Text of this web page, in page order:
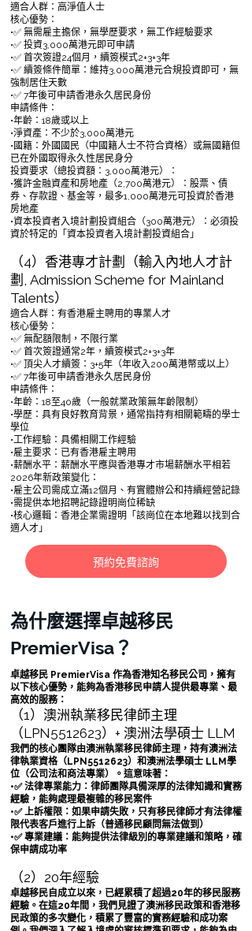
適合人群：高淨值人士
核心優勢：
•✅ 無需雇主擔保，無學歷要求，無工作經驗要求
•✅ 投資3,000萬港元即可申請
•✅ 首次簽證24個月，續簽模式2+3+3年
•✅ 續簽條件簡單：維持3,000萬港元合規投資即可，無
強制居住天數
•✅ 7年後可申請香港永久居民身份
申請條件：
•年齡：18歲或以上
•淨資產：不少於3,000萬港元
•國籍：外國國民（中國籍人士不符合資格）或無國籍但
已在外國取得永久性居民身分
投資要求（總投資額：3,000萬港元）：
•獲許金融資產和房地產（2,700萬港元）：股票、債
券、存款證、基金等，最多1,000萬港元可投資於香港
房地產
•資本投資者入境計劃投資組合（300萬港元）：必須投
資於特定的「資本投資者入境計劃投資組合」
（4）香港專才計劃（輸入內地人才計
劃, Admission Scheme for Mainland
Talents）
適合人群：有香港雇主聘用的專業人才
核心優勢：
•✅ 無配額限制，不限行業
•✅ 首次簽證通常2年，續簽模式2+3+3年
•✅ 頂尖人才續簽：3+5年（年收入200萬港幣或以上）
•✅ 7年後可申請香港永久居民身份
申請條件：
•年齡：18至40歲（一般就業政策無年齡限制）
•學歷：具有良好教育背景，通常指持有相關範疇的學士
學位
•工作經驗：具備相關工作經驗
•雇主要求：已有香港雇主聘用
•薪酬水平：薪酬水平應與香港專才市場薪酬水平相若
2026年新政策變化：
•雇主公司需成立滿12個月、有實體辦公和持續經營記錄
•需提供本地招聘記錄證明崗位稀缺
•核心邏輯：香港企業需證明「該崗位在本地難以找到合
適人才」
預約免費諮詢
為什麼選擇卓越移民
PremierVisa？
卓越移民 PremierVisa 作為香港知名移民公司，擁有
以下核心優勢，能夠為香港移民申請人提供最專業、最
高效的服務：
（1）澳洲執業移民律師主理
（LPN5512623）+ 澳洲法學碩士 LLM
我們的核心團隊由澳洲執業移民律師主理，持有澳洲法
律執業資格（LPN5512623）和澳洲法學碩士 LLM學
位（公司法和商法專業）。這意味著：
•✅ 法律專業能力：律師團隊具備深厚的法律知識和實務
經驗，能夠處理最複雜的移民案件
•✅ 上訴權限：如果申請失敗，只有移民律師才有法律權
限代表客戶進行上訴（普通移民顧問無法做到）
•✅ 專業建議：能夠提供法律級別的專業建議和策略，確
保申請成功率
（2）20年經驗
卓越移民自成立以來，已經累積了超過20年的移民服務
經驗。在這20年間，我們見證了澳洲移民政策和香港移
民政策的多次變化，積累了豐富的實務經驗和成功案